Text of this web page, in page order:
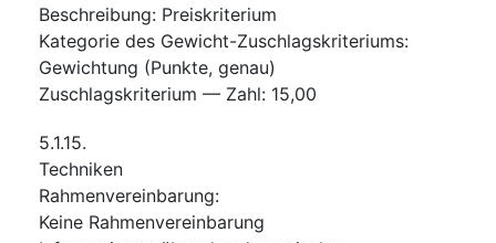
Beschreibung: Preiskriterium
Kategorie des Gewicht-Zuschlagskriteriums:
Gewichtung (Punkte, genau)
Zuschlagskriterium — Zahl: 15,00
5.1.15.
Techniken
Rahmenvereinbarung:
Keine Rahmenvereinbarung